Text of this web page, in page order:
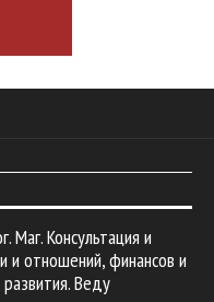
Маг. Консультация и
и отношений, финансов и
Веду